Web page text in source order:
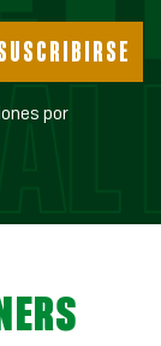
por